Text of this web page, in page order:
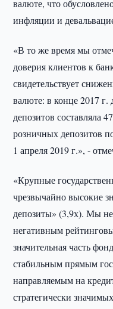
валюте, что
инфляции и
«В то же время мы
доверия клиентов к
свидетельствует
валюте: в конце 2017
депозитов составляла
розничных депозитов
1 апреля 2019 г.», -
«Крупные
чрезвычайно высокие
депозиты» (3,9х). Мы не
негативным
значительная часть
стабильным прямым
направляемым на
стратегически